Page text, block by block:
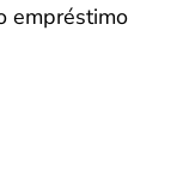
empréstimo